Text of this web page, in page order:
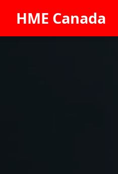
HME Canada